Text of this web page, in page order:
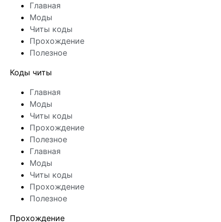
Главная
Моды
Читы коды
Прохождение
Полезное
Коды читы
Главная
Моды
Читы коды
Прохождение
Полезное
Главная
Моды
Читы коды
Прохождение
Полезное
Прохождение